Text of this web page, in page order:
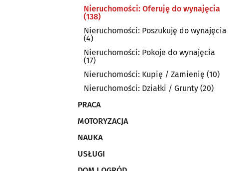
Nieruchomości: Oferuję do wynajęcia
(138)
Nieruchomości: Poszukuję do wynajęcia
(4)
Nieruchomości: Pokoje do wynajęcia
(17)
Nieruchomości: Kupię / Zamienię (10)
Nieruchomości: Działki / Grunty (20)
PRACA
MOTORYZACJA
NAUKA
USŁUGI